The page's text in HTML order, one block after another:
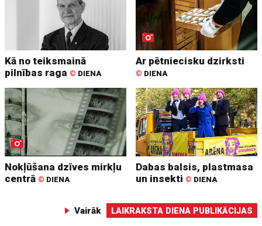
Kā no teiksmainā
pilnības raga © DIENA
Ar pētniecisku dzirksti
© DIENA
Nokļūšana dzīves mirkļu
centrā © DIENA
Dabas balsis, plastmasa
un insekti © DIENA
Vairāk LAIKRAKSTA DIENA PUBLIKĀCIJAS